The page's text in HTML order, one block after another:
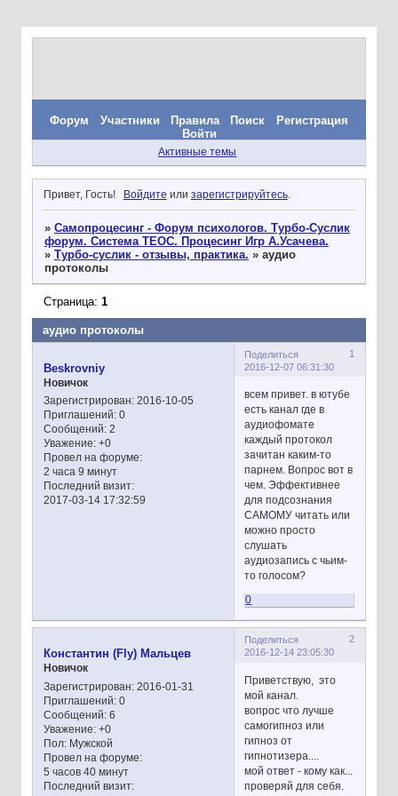
Форум Участники Правила Поиск
Регистрация
Войти
Активные темы
Привет, Гость! Войдите или зарегистрируйтесь.
» Самопроцесинг - Форум психологов. Турбо-Суслик
форум. Система ТЕОС. Процесинг Игр А.Усачева.
» Турбо-суслик - отзывы, практика. » аудио
протоколы
аудио протоколы
Страница: 1
Поделиться
1
2016-12-07 06:31:30
Beskrovniy
Новичок
Зарегистрирован: 2016-10-05
Приглашений:0
Сообщений:2
Уважение: +0
Провел на форуме:
2 часа 9 минут
Последний визит:
2017-03-14 17:32:59
всем привет. в ютубе
есть канал где в
аудиофомате
каждый протокол
зачитан каким-то
парнем. Вопрос вот в
чем. Эффективнее
для подсознания
САМОМУ читать или
можно просто
слушать
аудиозапись с чьим-
то голосом?
0
Поделиться
2
2016-12-14 23:05:30
Константин (Fly) Мальцев
Новичок
Зарегистрирован: 2016-01-31
Приглашений:0
Сообщений:6
Уважение: +0
Пол:Мужской
Провел на форуме:
5 часов 40 минут
Последний визит:
Приветствую, это
мой канал.
вопрос что лучше
самогипноз или
гипноз от
гипнотизера....
мой ответ - кому как...
проверяй для себя.